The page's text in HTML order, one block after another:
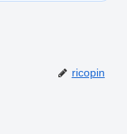
ricopin